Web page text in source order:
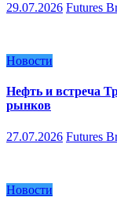
29.07.2026 Futures
Новости
Нефть и встреча
рынков
27.07.2026 Futures
Новости